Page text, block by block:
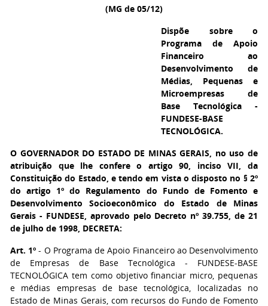
(MG de 05/12)
Dispõe sobre o
Programa de Apoio
Financeiro ao
Desenvolvimento de
Médias, Pequenas e
Microempresas de
Base Tecnológica -
FUNDESE-BASE
TECNOLÓGICA.
O GOVERNADOR DO ESTADO DE MINAS GERAIS, no uso de
atribuição que lhe confere o artigo 90, inciso VII, da
Constituição do Estado, e tendo em vista o disposto no § 2º
do artigo 1º do Regulamento do Fundo de Fomento e
Desenvolvimento Socioeconômico do Estado de Minas
Gerais - FUNDESE, aprovado pelo Decreto nº 39.755, de 21
de julho de 1998, DECRETA:
Art. 1º - O Programa de Apoio Financeiro ao Desenvolvimento
de Empresas de Base Tecnológica - FUNDESE-BASE
TECNOLÓGICA tem como objetivo financiar micro, pequenas
e médias empresas de base tecnológica, localizadas no
Estado de Minas Gerais, com recursos do Fundo de Fomento